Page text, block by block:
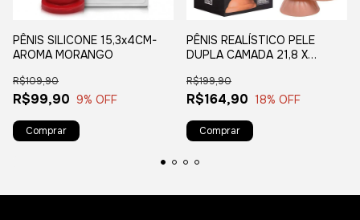
PÊNIS SILICONE 15,3x4CM-
AROMA MORANGO
R$99,90
R$109,90
9% OFF
PÊNIS REALÍSTICO PELE
DUPLA CAMADA 21,8 X
R$164,90
R$199,90
18% OFF